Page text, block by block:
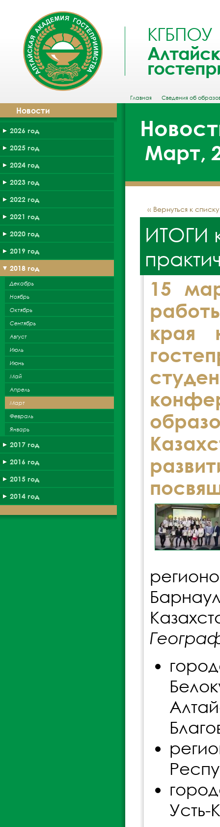
КГБПОУ
Главная Сведения об
Новости
2026 год
2025 год
2024 год
2023 год
2022 год
2021 год
2020 год
2019 год
2018 год
Декабрь
Ноябрь
Октябрь
Сентябрь
Август
Июль
Июнь
Май
Апрель
Март
Февраль
Январь
2017 год
2016 год
2015 год
2014 год
Март,
‹‹ Вернуться к
ИТОГИ
15
края